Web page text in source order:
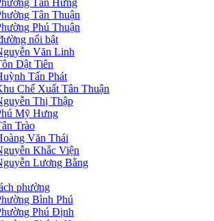
Tân Hưng
Tân Thuận
Phú Thuận
nổi bật
Văn Linh
Dật Tiên
Tấn Phát
Chế Xuất Tân Thuận
Thị Thập
Mỹ Hưng
Trào
Văn Thái
Khắc Viện
Lương Bằng
phường
Bình Phú
Phú Định